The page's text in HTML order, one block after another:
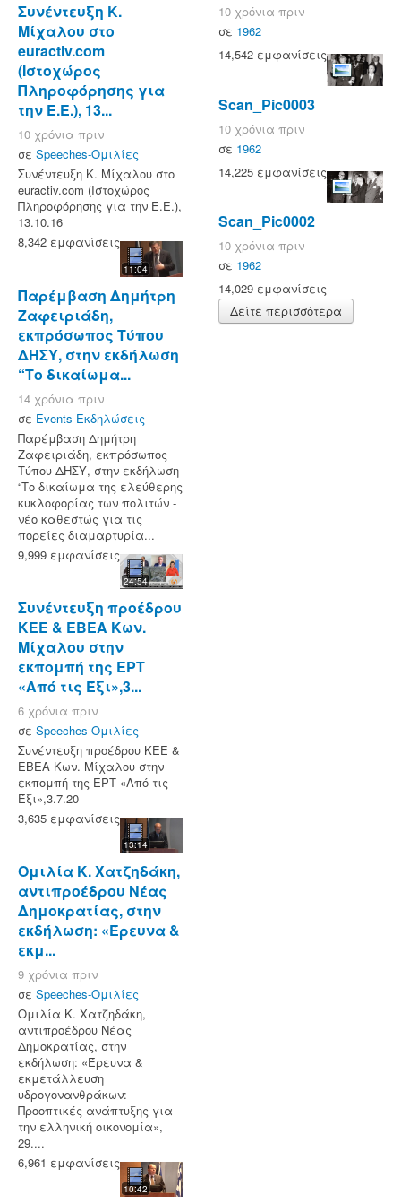
Συνέντευξη Κ.
Μίχαλου στο
euractiv.com
(Ιστοχώρος
Πληροφόρησης για
την Ε.Ε.), 13...
10 χρόνια πριν
σε Speeches-Ομιλίες
Συνέντευξη Κ. Μίχαλου στο
euractiv.com (Ιστοχώρος
Πληροφόρησης για την Ε.Ε.),
13.10.16
8,342 εμφανίσεις
11:04
Παρέμβαση Δημήτρη
Ζαφειριάδη,
εκπρόσωπος Τύπου
ΔΗΣΥ, στην εκδήλωση
“Το δικαίωμα...
14 χρόνια πριν
σε Events-Εκδηλώσεις
Παρέμβαση Δημήτρη
Ζαφειριάδη, εκπρόσωπος
Τύπου ΔΗΣΥ, στην εκδήλωση
“Το δικαίωμα της ελεύθερης
κυκλοφορίας των πολιτών -
νέο καθεστώς για τις
πορείες διαμαρτυρία...
9,999 εμφανίσεις
24:54
Συνέντευξη προέδρου
ΚΕΕ & ΕΒΕΑ Κων.
Μίχαλου στην
εκπομπή της ΕΡΤ
«Από τις Έξι»,3...
6 χρόνια πριν
σε Speeches-Ομιλίες
Συνέντευξη προέδρου ΚΕΕ &
ΕΒΕΑ Κων. Μίχαλου στην
εκπομπή της ΕΡΤ «Από τις
Έξι»,3.7.20
3,635 εμφανίσεις
13:14
Ομιλία Κ. Χατζηδάκη,
αντιπροέδρου Νέας
Δημοκρατίας, στην
εκδήλωση: «Έρευνα &
εκμ...
9 χρόνια πριν
σε Speeches-Ομιλίες
Ομιλία Κ. Χατζηδάκη,
αντιπροέδρου Νέας
Δημοκρατίας, στην
εκδήλωση: «Έρευνα &
εκμετάλλευση
υδρογονανθράκων:
Προοπτικές ανάπτυξης για
την ελληνική οικονομία»,
29....
6,961 εμφανίσεις
10:42
10 χρόνια πριν
σε 1962
14,542 εμφανίσεις
Scan_Pic0003
10 χρόνια πριν
σε 1962
14,225 εμφανίσεις
Scan_Pic0002
10 χρόνια πριν
σε 1962
14,029 εμφανίσεις
Δείτε περισσότερα